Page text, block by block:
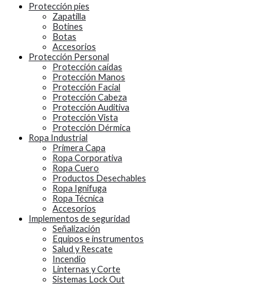
Protección pies
Zapatilla
Botines
Botas
Accesorios
Protección Personal
Protección caídas
Protección Manos
Protección Facial
Protección Cabeza
Protección Auditiva
Protección Vista
Protección Dérmica
Ropa Industrial
Primera Capa
Ropa Corporativa
Ropa Cuero
Productos Desechables
Ropa Ignifuga
Ropa Técnica
Accesorios
Implementos de seguridad
Señalización
Equipos e instrumentos
Salud y Rescate
Incendio
Linternas y Corte
Sistemas Lock Out